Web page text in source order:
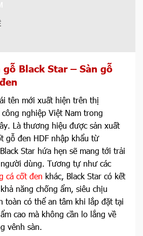
Black Star – Sàn gỗ
tên mới xuất hiện trên thị
nghiệp Việt Nam trong
Là thương hiệu được sản xuất
gỗ đen HDF nhập khẩu từ
Star hứa hẹn sẽ mang tới trải
dùng. Tương tự như các
cá cốt đen khác, Black Star có kết
năng chống ẩm, siêu chịu
toàn có thể an tâm khi lắp đặt tại
cao mà không cần lo lắng về
vênh sàn.